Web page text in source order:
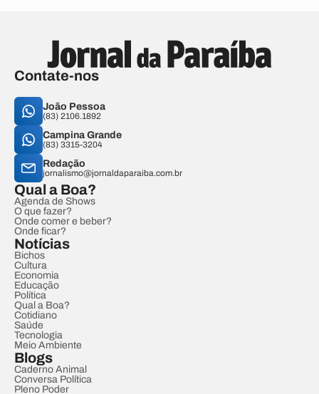
Contate-nos
João Pessoa
(83) 2106.1892
Campina Grande
(83) 3315-3204
Redação
jornalismo@jornaldaparaiba.com.br
Qual a Boa?
Agenda de Shows
O que fazer?
Onde comer e beber?
Onde ficar?
Notícias
Bichos
Cultura
Economia
Educação
Política
Qual a Boa?
Cotidiano
Saúde
Tecnologia
Meio Ambiente
Blogs
Caderno Animal
Conversa Política
Pleno Poder